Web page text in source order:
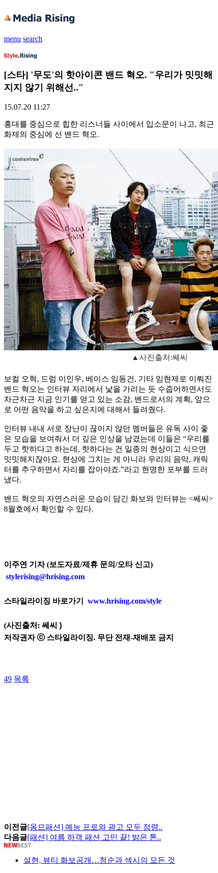
menu search
[스타] '무도'의 핫아이콘 밴드 혁오. "우리가 밋밋해
지지 않기 위해선.."
15.07.20 11:27
홍대를 중심으로 힙한 리스너들 사이에서 입소문이 나고, 최근
화제의 중심에 선 밴드 혁오.
▲사진출처:쎄씨
보컬 오혁, 드럼 이인우, 베이스 임동건, 기타 임현제로 이뤄진
밴드 혁오는 인터뷰 자리에서 낯을 가리는 듯 수줍어하면서도
차근차근 지금 인기를 얻고 있는 소감, 밴드로서의 계획, 앞으
로 어떤 음악을 하고 싶은지에 대해서 들려줬다.
인터뷰 내내 서로 장난이 끊이지 않던 멤버들은 유독 사이 좋
은 모습을 보여줘서 더 깊은 인상을 남겼는데 이들은 “우리를
두고 핫하다고 하는데, 핫하다는 건 일종의 현상이고 식으면
밋밋해지잖아요. 현상에 그치는 게 아니라 우리의 음악, 캐릭
터를 추구하면서 자리를 잡아야죠.”라고 현명한 포부를 드러
냈다.
밴드 혁오의 자연스러운 모습이 담긴 화보와 인터뷰는 <쎄씨>
8월호에서 확인할 수 있다.
이주연 기자 (보도자료/제휴 문의/오타 신고)
stylerising@hrising.com
스타일라이징 바로가기 www.hrising.com/style
(사진출처: 쎄씨 )
저작권자 ⓒ 스타일라이징. 무단 전재-재배포 금지
49 목록
이전글[옴므패션] 예능 프로와 광고 모두 점령..
다음글[패션] 여름 하객 패션 고민 끝! 밝은 톤..
설현, 뷰티 화보공개…청순과 섹시의 모든 것